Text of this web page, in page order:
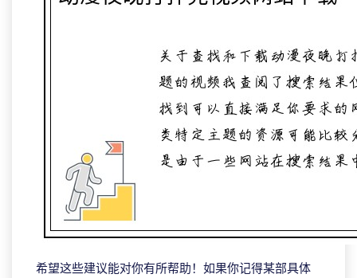
希望这些建议能对你有所帮助！如果你记得某部具体